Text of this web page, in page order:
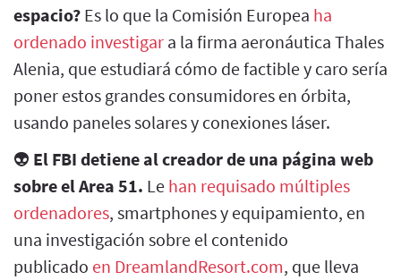
espacio? Es lo que la Comisión Europea ha
ordenado investigar a la firma aeronáutica Thales
Alenia, que estudiará cómo de factible y caro sería
poner estos grandes consumidores en órbita,
usando paneles solares y conexiones láser.
👽 El FBI detiene al creador de una página web
sobre el Area 51. Le han requisado múltiples
ordenadores, smartphones y equipamiento, en
una investigación sobre el contenido
publicado en DreamlandResort.com, que lleva